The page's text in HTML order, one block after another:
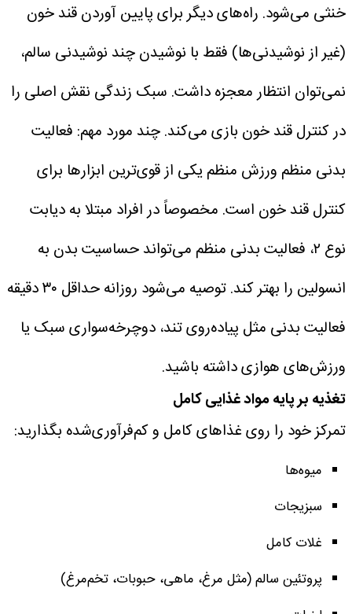
خنثی می‌شود. راه‌های دیگر برای پایین آوردن قند خون
(غیر از نوشیدنی‌ها) فقط با نوشیدن چند نوشیدنی سالم،
نمی‌توان انتظار معجزه داشت. سبک زندگی نقش اصلی را
در کنترل قند خون بازی می‌کند. چند مورد مهم: فعالیت
بدنی منظم ورزش منظم یکی از قوی‌ترین ابزارها برای
کنترل قند خون است. مخصوصاً در افراد مبتلا به دیابت
نوع ۲، فعالیت بدنی منظم می‌تواند حساسیت بدن به
انسولین را بهتر کند.
توصیه می‌شود روزانه حداقل ۳۰ دقیقه
فعالیت بدنی مثل پیاده‌روی تند، دوچرخه‌سواری سبک یا
ورزش‌های هوازی داشته باشید.
تغذیه بر پایه مواد غذایی کامل
تمرکز خود را روی غذاهای کامل و کم‌فرآوری‌شده بگذارید:
میوه‌ها
سبزیجات
غلات کامل
پروتئین سالم (مثل مرغ، ماهی، حبوبات، تخم‌مرغ)